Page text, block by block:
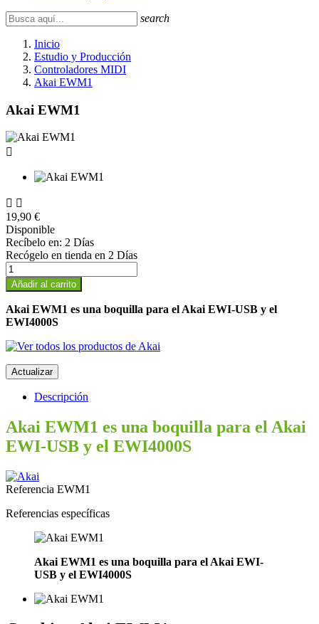
search
Inicio
Estudio y Producción
Controladores MIDI
Akai EWM1
Akai EWM1

 
19,90 €
Disponible
Recíbelo en: 2 Días
Recógelo en tienda en 2 Días
Añadir al carrito
Akai EWM1 es una boquilla para el Akai EWI-USB y el
EWI4000S
Descripción
Akai EWM1 es una boquilla para el Akai
EWI-USB y el EWI4000S
Referencia EWM1
Referencias específicas
Akai EWM1 es una boquilla para el Akai EWI-
USB y el EWI4000S